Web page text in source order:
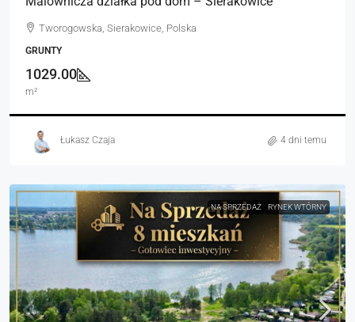
Tworogowska, Sierakowice, Polska
GRUNTY
1029.00
m²
Łukasz Czaja 4 dni temu
NA SPRZEDAŻ RYNEK WTÓRNY